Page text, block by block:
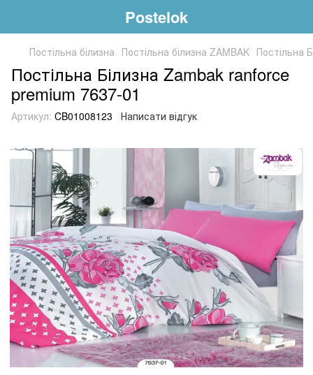
Postelok
Постільна білизна Постільна білизна ZAMBAK Постільна
Постільна Білизна Zambak ranforce
premium 7637-01
Артикул: CB01008123 Написати відгук